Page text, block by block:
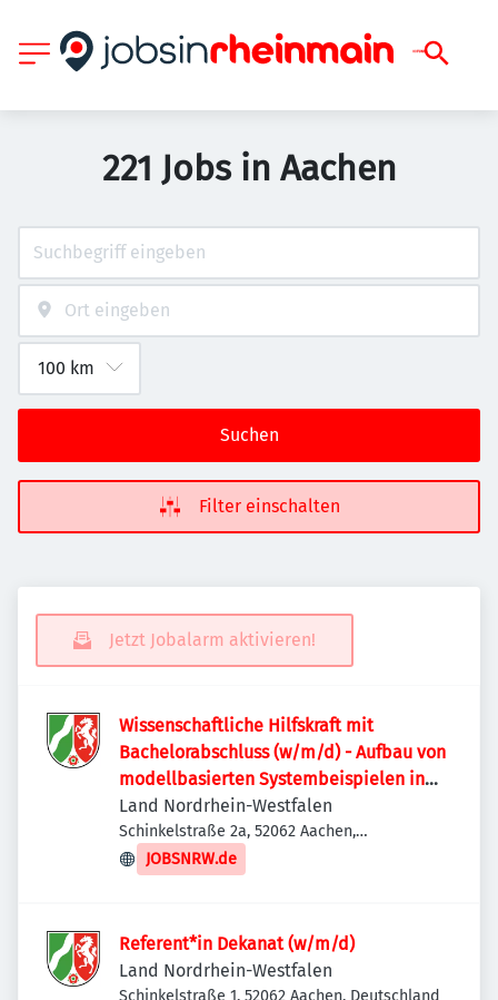
221 Jobs in Aachen
Suchen
Filter einschalten
Jetzt Jobalarm aktivieren!
Wissenschaftliche Hilfskraft mit
Bachelorabschluss (w/m/d) - Aufbau von
modellbasierten Systembeispielen in
3DX Wissenschaftliche Hilfskraft mit
Bachelorabschluss (w/m/d) - Aufbau von
modellbasierten Systembeispielen in
Land Nordrhein-Westfalen
Schinkelstraße 2a, 52062 Aachen,
Deutschland
JOBSNRW.de
Referent*in Dekanat (w/m/d)
Land Nordrhein-Westfalen
Schinkelstraße 1, 52062 Aachen, Deutschland